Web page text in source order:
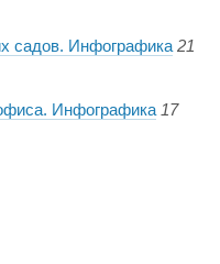
садов. Инфографика 21
Инфографика 17